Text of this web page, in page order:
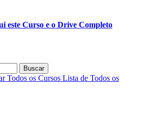
este Curso e o Drive Completo
Buscar
Todos os Cursos Lista de Todos os